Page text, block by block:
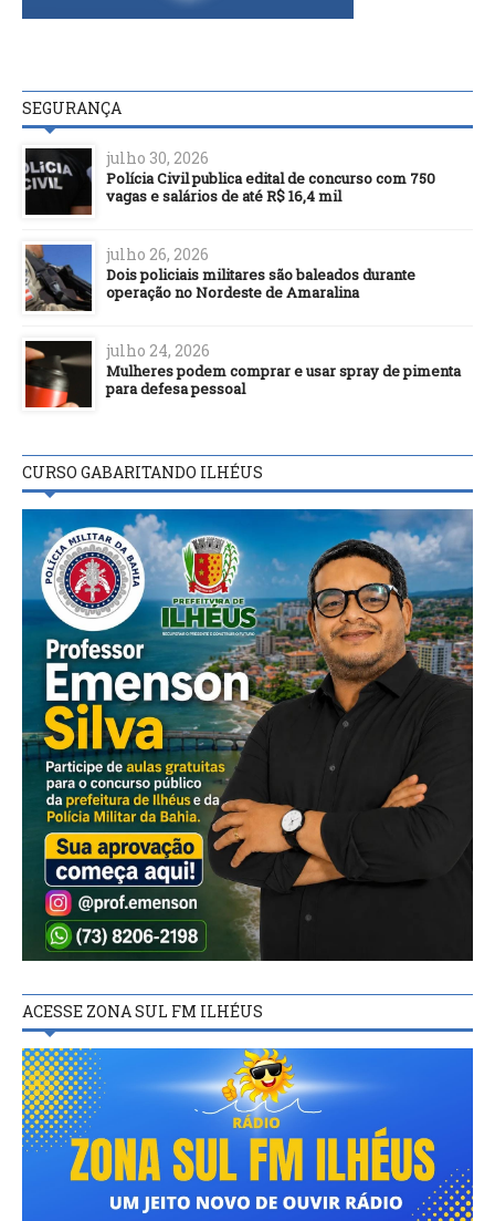
SEGURANÇA
julho 30, 2026
Polícia Civil publica edital de concurso com 750
vagas e salários de até R$ 16,4 mil
julho 26, 2026
Dois policiais militares são baleados durante
operação no Nordeste de Amaralina
julho 24, 2026
Mulheres podem comprar e usar spray de pimenta
para defesa pessoal
CURSO GABARITANDO ILHÉUS
ACESSE ZONA SUL FM ILHÉUS